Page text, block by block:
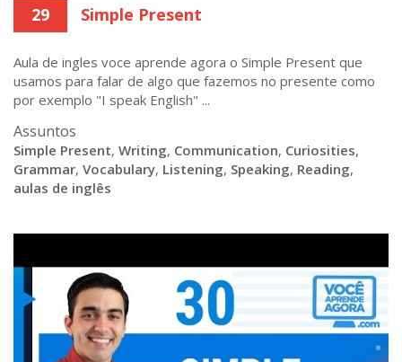
29 Simple Present
Aula de ingles voce aprende agora o Simple Present que
usamos para falar de algo que fazemos no presente como
por exemplo "I speak English" ...
Assuntos
Simple Present, Writing, Communication, Curiosities,
Grammar, Vocabulary, Listening, Speaking, Reading,
aulas de inglês